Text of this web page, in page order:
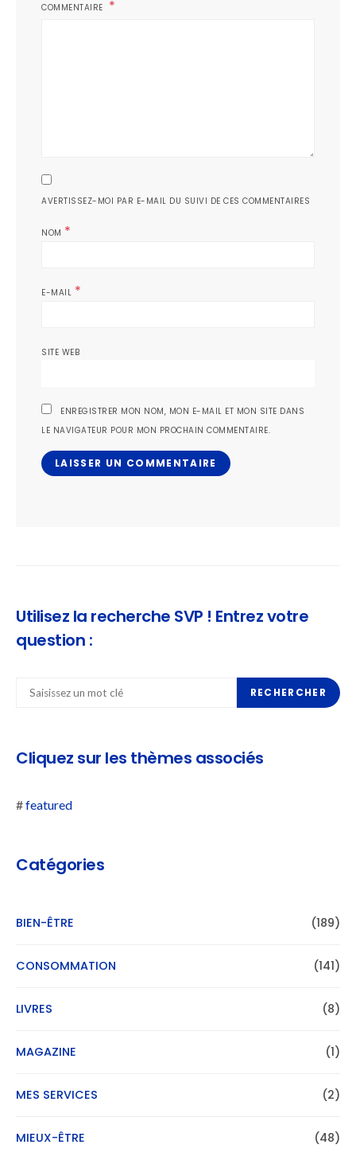
COMMENTAIRE
AVERTISSEZ-MOI PAR E-MAIL DU SUIVI DE CES COMMENTAIRES
NOM *
E-MAIL *
SITE WEB
ENREGISTRER MON NOM, MON E-MAIL ET MON SITE DANS
LE NAVIGATEUR POUR MON PROCHAIN COMMENTAIRE.
Utilisez la recherche SVP ! Entrez votre
question :
RECHERCHER
Cliquez sur les thèmes associés
#featured
Catégories
BIEN-ÊTRE (189)
CONSOMMATION (141)
LIVRES (8)
MAGAZINE (1)
MES SERVICES (2)
MIEUX-ÊTRE (48)